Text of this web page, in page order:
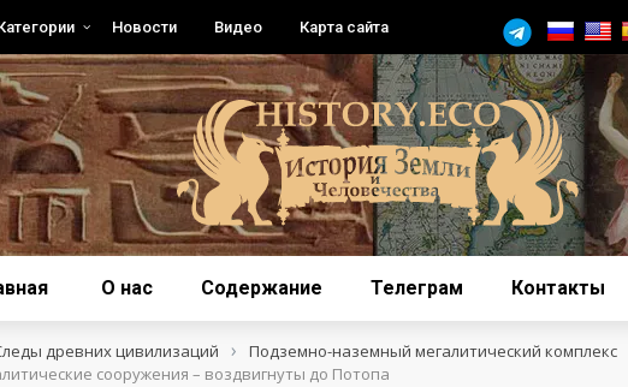
Новости Видео Карта сайта
О нас Содержание Телеграм Контакты
древних цивилизаций › Подземно-наземный мегалитический комплекс
сооружения – воздвигнуты до Потопа